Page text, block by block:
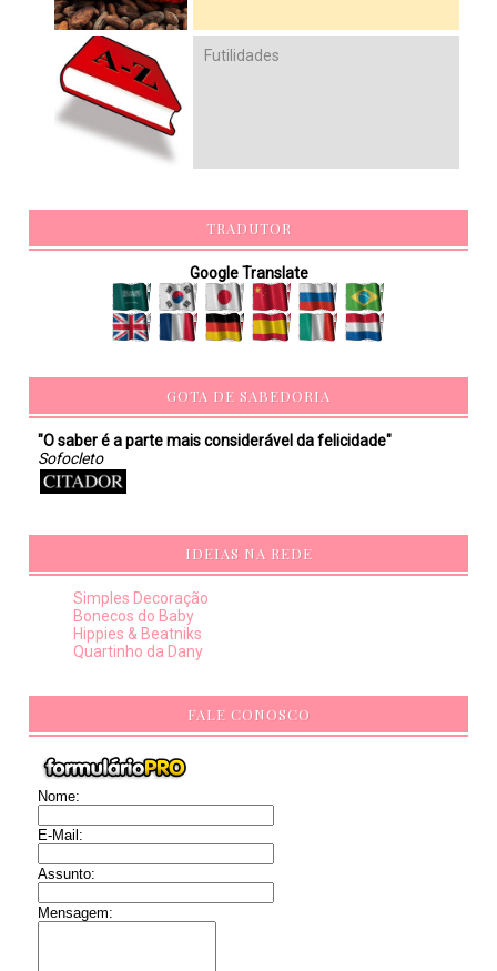
Futilidades
TRADUTOR
Google Translate
GOTA DE SABEDORIA
"O saber é a parte mais considerável da felicidade"
Sofocleto
IDEIAS NA REDE
Simples Decoração
Bonecos do Baby
Hippies & Beatniks
Quartinho da Dany
FALE CONOSCO
Nome:
E-Mail:
Assunto:
Mensagem: